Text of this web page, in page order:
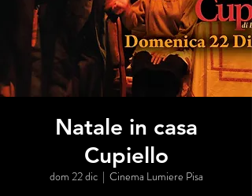
Natale in casa
Cupiello
dom 22 dic
  |
Cinema Lumiere Pisa